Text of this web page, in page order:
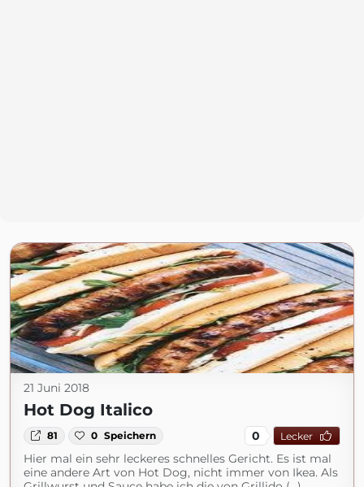
21 Juni 2018
Hot Dog Italico
81 0 Speichern 0 Lecker
Hier mal ein sehr leckeres schnelles Gericht. Es ist mal
eine andere Art von Hot Dog, nicht immer von Ikea. Als